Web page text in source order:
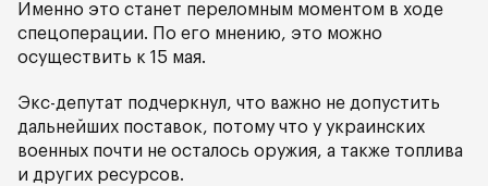
Именно это станет переломным моментом в ходе
спецоперации. По его мнению, это можно
осуществить к 15 мая.
Экс-депутат подчеркнул, что важно не допустить
дальнейших поставок, потому что у украинских
военных почти не осталось оружия, а также топлива
и других ресурсов.